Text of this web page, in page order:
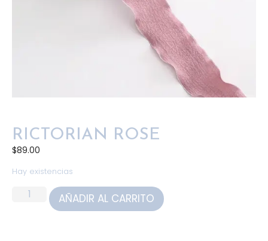
RICTORIAN ROSE
$89.00
Hay existencias
AÑADIR AL CARRITO